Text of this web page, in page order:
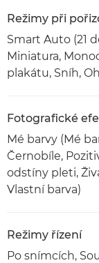
Režimy při
Smart Auto (21
Miniatura,
plakátu, Sníh,
Fotografické
Mé barvy (Mé
Černobíle,
odstíny pleti,
Vlastní barva)
Režimy řízení
Po snímcích,